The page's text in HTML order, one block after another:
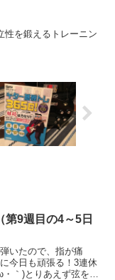
性を鍛えるトレーニン
第9週目の4～5日
いたので、指が痛
今日も頑張る！3連休
｀)とりあえず弦を交